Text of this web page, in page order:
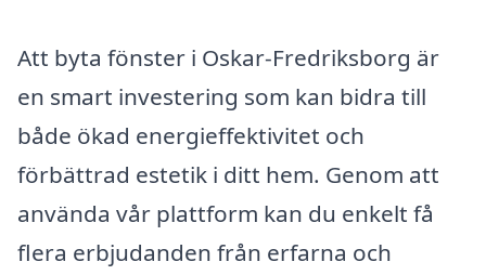
Att byta fönster i Oskar-Fredriksborg är
en smart investering som kan bidra till
både ökad energieffektivitet och
förbättrad estetik i ditt hem. Genom att
använda vår plattform kan du enkelt få
flera erbjudanden från erfarna och